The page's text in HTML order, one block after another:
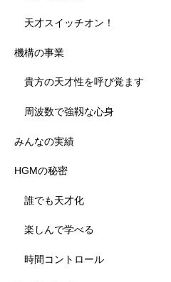
天才スイッチオン！
機構の事業
貴方の天才性を呼び覚ます
周波数で強靱な心身
みんなの実績
HGMの秘密
誰でも天才化
楽しんで学べる
時間コントロール